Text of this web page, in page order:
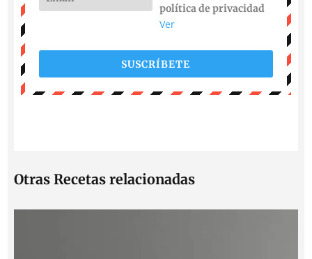
política de privacidad
Ver
SUSCRÍBETE
Otras Recetas relacionadas